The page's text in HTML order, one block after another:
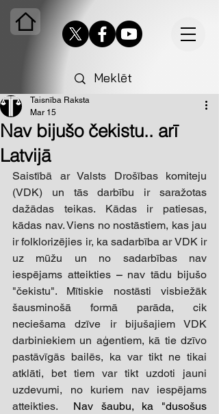
Nav bijušo čekistu.. arī
Latvijā
Taisnība Raksta
Mar 15
Saistībā ar Valsts Drošības komiteju
(VDK) un tās darbību ir saražotas
dažādas teikas. Kādas ir patiesas,
kādas nav. Viens no nostāstiem, kas jau
ir folklorizējies ir, ka sadarbība ar VDK ir
uz mūžu un no sadarbības nav
iespējams atteikties – nav tādu bijušo
"čekistu". Mītiskie nostāsti visbiežāk
šausminošā formā parāda, cik
neciešama dzīve ir bijušajiem VDK
darbiniekiem un aģentiem, kā tie dzīvo
pastāvīgās bailēs, ka var tikt ne tikai
atklāti, bet tiem var tikt uzdoti jauni
uzdevumi, no kuriem nav iespējams
atteikties. Nav šaubu, ka "dusošus